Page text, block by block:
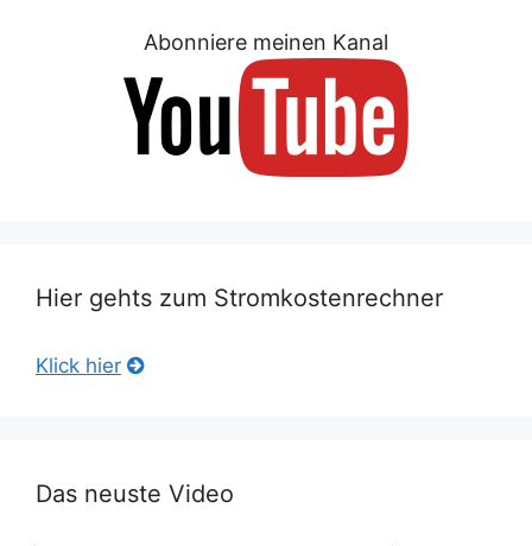
Abonniere meinen Kanal
Hier gehts zum Stromkostenrechner
Klick hier
Das neuste Video